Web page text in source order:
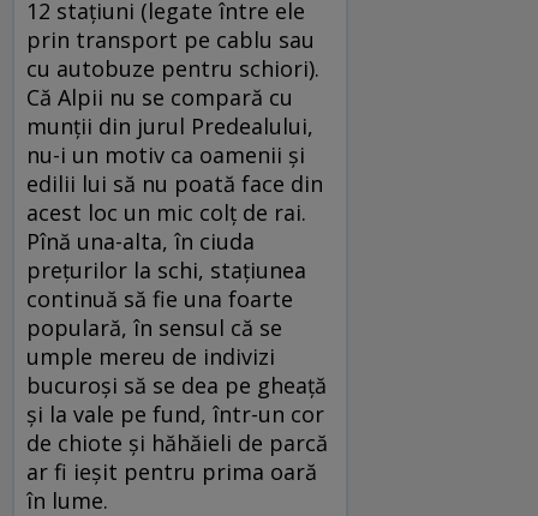
12 stațiuni (legate între ele
prin transport pe cablu sau
cu autobuze pentru schiori).
Că Alpii nu se compară cu
munții din jurul Predealului,
nu-i un motiv ca oamenii și
edilii lui să nu poată face din
acest loc un mic colț de rai.
Pînă una-alta, în ciuda
prețurilor la schi, stațiunea
continuă să fie una foarte
populară, în sensul că se
umple mereu de indivizi
bucuroși să se dea pe gheață
și la vale pe fund, într-un cor
de chiote și hăhăieli de parcă
ar fi ieșit pentru prima oară
în lume.